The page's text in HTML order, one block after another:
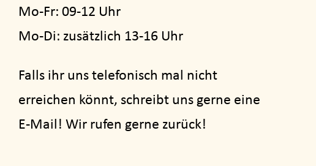
Mo-Fr: 09-12 Uhr
Mo-Di: zusätzlich 13-16 Uhr
Falls ihr uns telefonisch mal nicht
erreichen könnt, schreibt uns gerne eine
E-Mail! Wir rufen gerne zurück!